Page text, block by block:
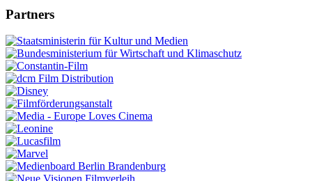
Partners